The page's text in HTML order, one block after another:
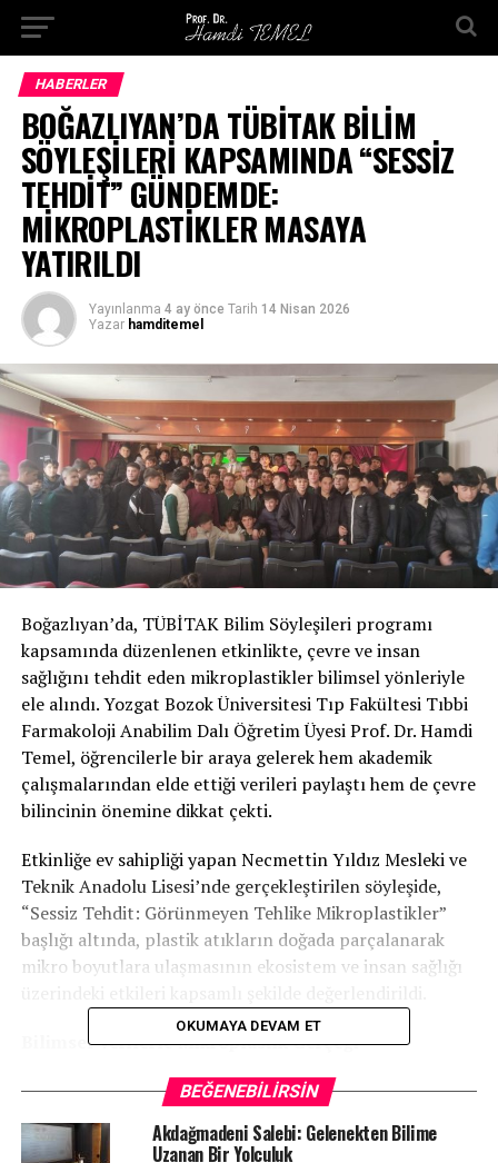
HABERLER
BOĞAZLIYAN’DA TÜBİTAK BİLİM
SÖYLEŞİLERİ KAPSAMINDA “SESSİZ
TEHDİT” GÜNDEMDE:
MİKROPLASTİKLER MASAYA
YATIRILDI
Yayınlanma 4 ay önce Tarih 14 Nisan 2026
Yazar hamditemel
Boğazlıyan’da, TÜBİTAK Bilim Söyleşileri programı
kapsamında düzenlenen etkinlikte, çevre ve insan
sağlığını tehdit eden mikroplastikler bilimsel yönleriyle
ele alındı. Yozgat Bozok Üniversitesi Tıp Fakültesi Tıbbi
Farmakoloji Anabilim Dalı Öğretim Üyesi Prof. Dr. Hamdi
Temel, öğrencilerle bir araya gelerek hem akademik
çalışmalarından elde ettiği verileri paylaştı hem de çevre
bilincinin önemine dikkat çekti.
Etkinliğe ev sahipliği yapan Necmettin Yıldız Mesleki ve
Teknik Anadolu Lisesi’nde gerçekleştirilen söyleşide,
“Sessiz Tehdit: Görünmeyen Tehlike Mikroplastikler”
başlığı altında, plastik atıkların doğada parçalanarak
mikro boyutlara ulaşmasının ekosistem ve insan sağlığı
Bilimsel Verilerle Mikroplastik Gerçeği
Prof. Dr. Hamdi Temel, özellikle su kaynakları, gıda
zinciri ve insan vücudunda tespit edilen mikroplastiklere
ilişkin yürüttüğü bilimsel çalışmalar ışığında önemli
OKUMAYA DEVAM ET
BEĞENEBILIRSIN
Akdağmadeni Salebi: Gelenekten Bilime
Uzanan Bir Yolculuk